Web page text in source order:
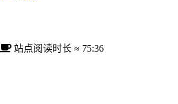
站点阅读时长 ≈ 75:36